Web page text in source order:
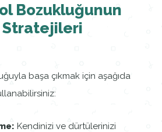
Bozukluğunun
Stratejileri
başa çıkmak için aşağıda
Kendinizi ve dürtülerinizi